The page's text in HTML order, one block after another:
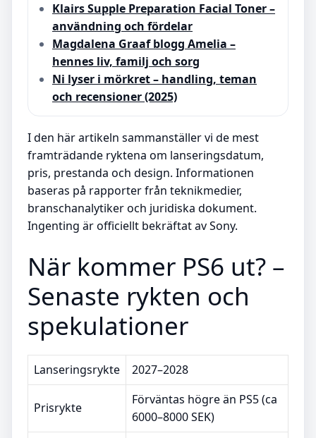
Klairs Supple Preparation Facial Toner –
användning och fördelar
Magdalena Graaf blogg Amelia –
hennes liv, familj och sorg
Ni lyser i mörkret – handling, teman
och recensioner (2025)
I den här artikeln sammanställer vi de mest
framträdande ryktena om lanseringsdatum,
pris, prestanda och design. Informationen
baseras på rapporter från teknikmedier,
branschanalytiker och juridiska dokument.
Ingenting är officiellt bekräftat av Sony.
När kommer PS6 ut? –
Senaste rykten och
spekulationer
Lanseringsrykte 2027–2028
Prisrykte
Förväntas högre än PS5 (ca
6000–8000 SEK)